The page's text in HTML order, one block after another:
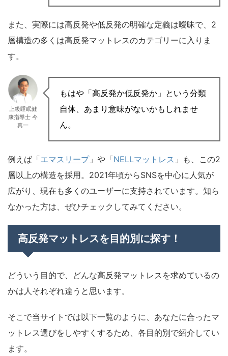
また、実際には高反発や低反発の明確な定義は曖昧で、2
層構造の多くは高反発マットレスのカテゴリーに入りま
す。
上級睡眠健
康指導士 今
真一
もはや「高反発か低反発か」という分類
自体、あまり意味がないかもしれませ
ん。
例えば「エマスリープ」や「NELLマットレス 」も、この2
層以上の構造を採用。2021年頃からSNSを中心に人気が
広がり、現在も多くのユーザーに支持されています。知ら
なかった方は、ぜひチェックしてみてください。
高反発マットレスを目的別に探す！
どういう目的で、どんな高反発マットレスを求めているの
かは人それぞれ違うと思います。
そこで当サイトでは以下一覧のように、あなたに合ったマ
ットレス選びをしやすくするため、各目的別で紹介してい
ます。